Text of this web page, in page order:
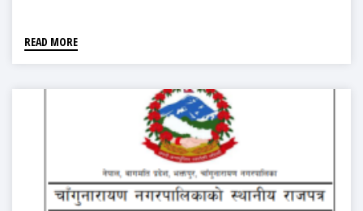
READ MORE